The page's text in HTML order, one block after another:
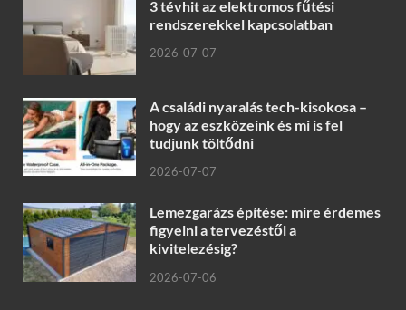
3 tévhit az elektromos fűtési
rendszerekkel kapcsolatban
2026-07-07
A családi nyaralás tech-kisokosa –
hogy az eszközeink és mi is fel
tudjunk töltődni
2026-07-07
Lemezgarázs építése: mire érdemes
figyelni a tervezéstől a
kivitelezésig?
2026-07-06